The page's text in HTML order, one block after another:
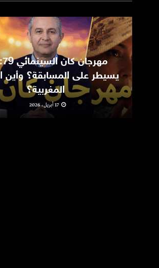
يسيطر على المسابقة؟ وأين
المغربية؟
17 أبريل، 2026